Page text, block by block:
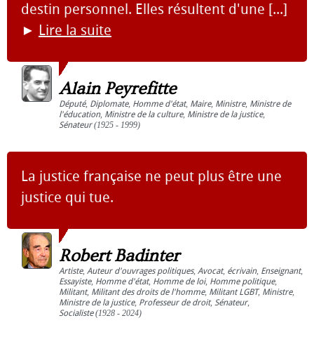
destin personnel. Elles résultent d'une [...]
► Lire la suite
Alain Peyrefitte
Député, Diplomate, Homme d'état, Maire, Ministre, Ministre de
l'éducation, Ministre de la culture, Ministre de la justice,
Sénateur(1925 - 1999)
La justice française ne peut plus être une
justice qui tue.
Robert Badinter
Artiste, Auteur d'ouvrages politiques, Avocat, écrivain, Enseignant,
Essayiste, Homme d'état, Homme de loi, Homme politique,
Militant, Militant des droits de l'homme, Militant LGBT, Ministre,
Ministre de la justice, Professeur de droit, Sénateur,
Socialiste(1928 - 2024)